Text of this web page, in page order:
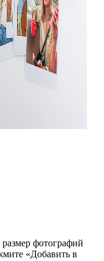
фотографий
«Добавить в